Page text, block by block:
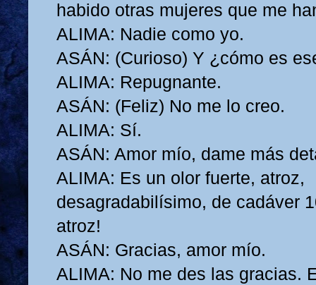
habido otras mujeres que me
ALIMA: Nadie como yo.
ASÁN: (Curioso) Y ¿cómo es
ALIMA: Repugnante.
ASÁN: (Feliz) No me lo creo.
ALIMA: Sí.
ASÁN: Amor mío, dame más
ALIMA: Es un olor fuerte, atroz,
desagradabilísimo, de cadáver
atroz!
ASÁN: Gracias, amor mío.
ALIMA: No me des las gracias.